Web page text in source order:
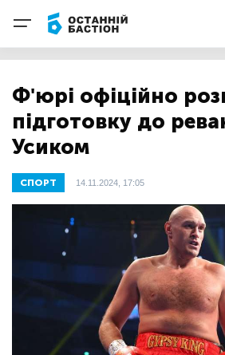
Ф'юрі офіційно
підготовку до
Усиком
СПОРТ 14.11.2024, 17:05